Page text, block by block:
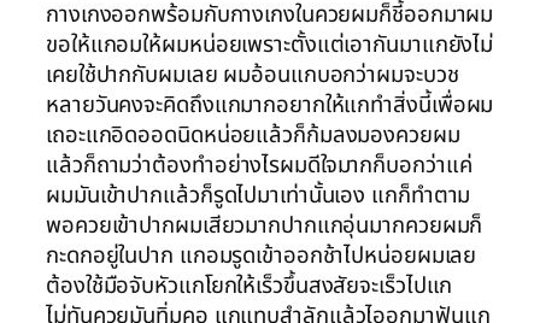
กางเกงออกพร้อมกับกางเกงในควยผมก็ชี้ออกมาผม
ขอให้แกอมให้ผมหน่อยเพราะตั้งแต่เอากันมาแกยังไม่
เคยใช้ปากกับผมเลย ผมอ้อนแกบอกว่าผมจะบวช
หลายวันคงจะคิดถึงแกมากอยากให้แกทำสิ่งนี้เพื่อผม
เถอะแกอิดออดนิดหน่อยแล้วก็ก้มลงมองควยผม
แล้วก็ถามว่าต้องทำอย่างไรผมดีใจมากก็บอกว่าแค่
ผมมันเข้าปากแล้วก็รูดไปมาเท่านั้นเอง แกก็ทำตาม
พอควยเข้าปากผมเสียวมากปากแกอุ่นมากควยผมก็
กะดกอยู่ในปาก แกอมรูดเข้าออกช้าไปหน่อยผมเลย
ต้องใช้มือจับหัวแกโยกให้เร็วขึ้นสงสัยจะเร็วไปแก
ไม่ทันควยมันทิ่มคอ แกแทบสำลักแล้วไออกมาฟันแก